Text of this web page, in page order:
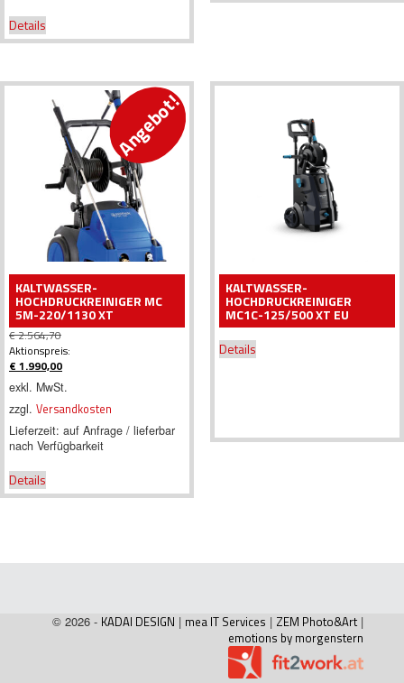
Details
Angebot!
KALTWASSER-
HOCHDRUCKREINIGER MC
5M-220/1130 XT
€2.564,70
Ursprünglicher
Preis
war:
€ 2.564,70
Aktionspreis:
€ 1.990,00
Aktueller
Preis
ist:
€ 1.990,00.
exkl. MwSt.
zzgl. Versandkosten
Lieferzeit: auf Anfrage / lieferbar
nach Verfügbarkeit
Details
KALTWASSER-
HOCHDRUCKREINIGER
MC1C-125/500 XT EU
Details
© 2026 - KADAI DESIGN | mea IT Services | ZEM Photo&Art |
emotions by morgenstern